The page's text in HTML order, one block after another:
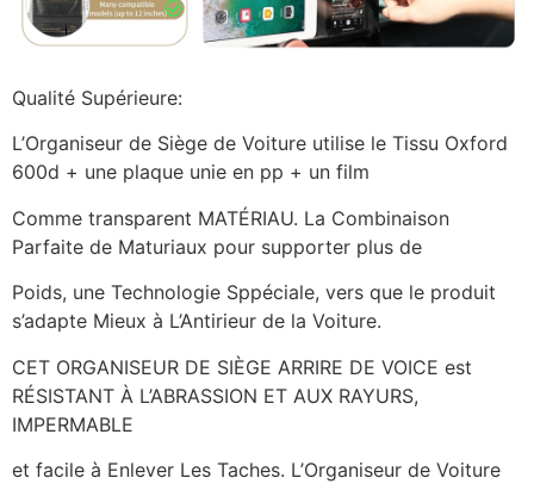
Qualité Supérieure:
L’Organiseur de Siège de Voiture utilise le Tissu Oxford
600d + une plaque unie en pp + un film
Comme transparent MATÉRIAU. La Combinaison
Parfaite de Maturiaux pour supporter plus de
Poids, une Technologie Sppéciale, vers que le produit
s’adapte Mieux à L’Antirieur de la Voiture.
CET ORGANISEUR DE SIÈGE ARRIRE DE VOICE est
RÉSISTANT À L’ABRASSION ET AUX RAYURS,
IMPERMABLE
et facile à Enlever Les Taches. L’Organiseur de Voiture